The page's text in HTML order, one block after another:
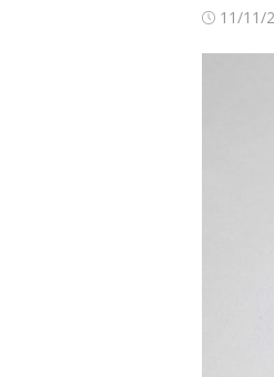
Posted
11/11/